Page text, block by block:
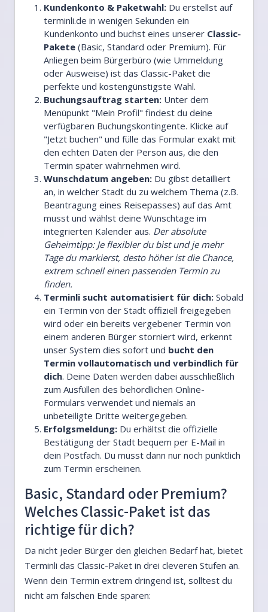
Kundenkonto & Paketwahl: Du erstellst auf
terminli.de in wenigen Sekunden ein
Kundenkonto und buchst eines unserer Classic-
Pakete (Basic, Standard oder Premium). Für
Anliegen beim Bürgerbüro (wie Ummeldung
oder Ausweise) ist das Classic-Paket die
perfekte und kostengünstigste Wahl.
Buchungsauftrag starten: Unter dem
Menüpunkt "Mein Profil" findest du deine
verfügbaren Buchungskontingente. Klicke auf
"Jetzt buchen" und fülle das Formular exakt mit
den echten Daten der Person aus, die den
Termin später wahrnehmen wird.
Wunschdatum angeben: Du gibst detailliert
an, in welcher Stadt du zu welchem Thema (z.B.
Beantragung eines Reisepasses) auf das Amt
musst und wählst deine Wunschtage im
integrierten Kalender aus. Der absolute
Geheimtipp: Je flexibler du bist und je mehr
Tage du markierst, desto höher ist die Chance,
extrem schnell einen passenden Termin zu
finden.
Terminli sucht automatisiert für dich: Sobald
ein Termin von der Stadt offiziell freigegeben
wird oder ein bereits vergebener Termin von
einem anderen Bürger storniert wird, erkennt
unser System dies sofort und bucht den
Termin vollautomatisch und verbindlich für
dich. Deine Daten werden dabei ausschließlich
zum Ausfüllen des behördlichen Online-
Formulars verwendet und niemals an
unbeteiligte Dritte weitergegeben.
Erfolgsmeldung: Du erhältst die offizielle
Bestätigung der Stadt bequem per E-Mail in
dein Postfach. Du musst dann nur noch pünktlich
zum Termin erscheinen.
Basic, Standard oder Premium?
Welches Classic-Paket ist das
richtige für dich?
Da nicht jeder Bürger den gleichen Bedarf hat, bietet
Terminli das Classic-Paket in drei cleveren Stufen an.
Wenn dein Termin extrem dringend ist, solltest du
nicht am falschen Ende sparen: